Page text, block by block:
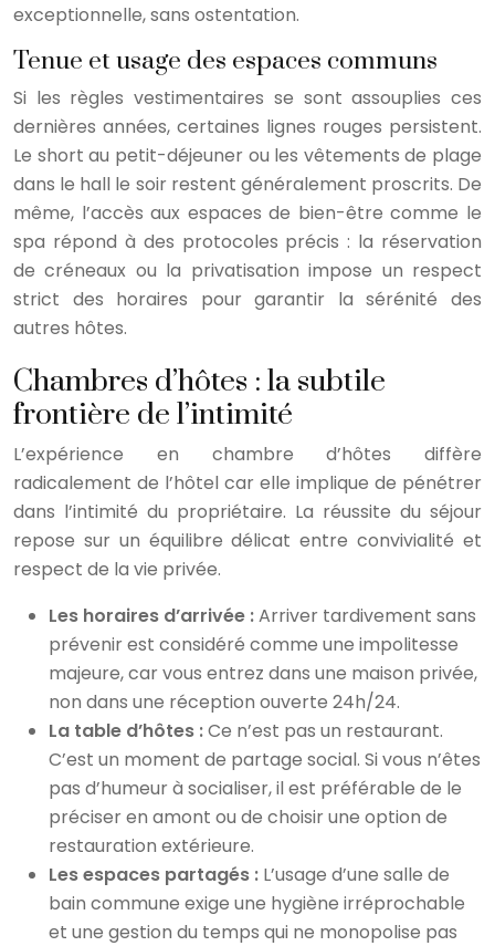
exceptionnelle, sans ostentation.
Tenue et usage des espaces communs
Si les règles vestimentaires se sont assouplies ces
dernières années, certaines lignes rouges persistent.
Le short au petit-déjeuner ou les vêtements de plage
dans le hall le soir restent généralement proscrits. De
même, l’accès aux espaces de bien-être comme le
spa répond à des protocoles précis : la réservation
de créneaux ou la privatisation impose un respect
strict des horaires pour garantir la sérénité des
autres hôtes.
Chambres d’hôtes : la subtile
frontière de l’intimité
L’expérience en chambre d’hôtes diffère
radicalement de l’hôtel car elle implique de pénétrer
dans l’intimité du propriétaire. La réussite du séjour
repose sur un équilibre délicat entre convivialité et
respect de la vie privée.
Les horaires d’arrivée :Arriver tardivement sans
prévenir est considéré comme une impolitesse
majeure, car vous entrez dans une maison privée,
non dans une réception ouverte 24h/24.
La table d’hôtes :Ce n’est pas un restaurant.
C’est un moment de partage social. Si vous n’êtes
pas d’humeur à socialiser, il est préférable de le
préciser en amont ou de choisir une option de
restauration extérieure.
Les espaces partagés : L’usage d’une salle de
bain commune exige une hygiène irréprochable
et une gestion du temps qui ne monopolise pas